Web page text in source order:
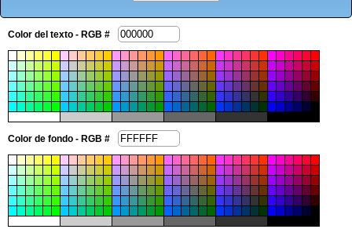
Color del texto - RGB #
Color de fondo - RGB #